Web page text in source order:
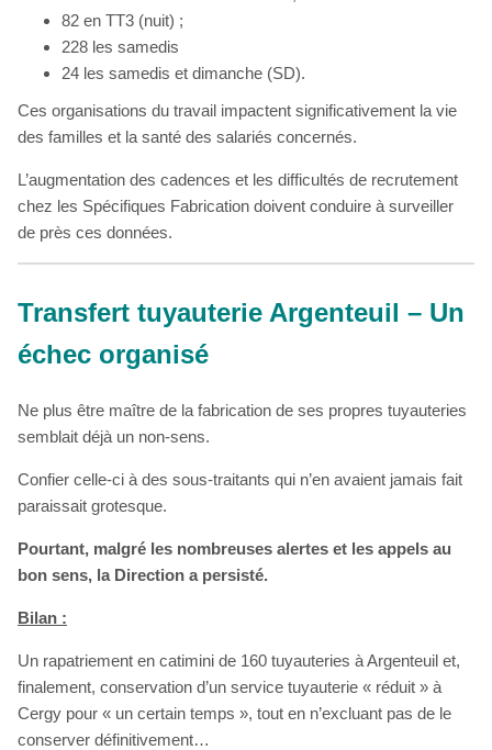
82 en TT3 (nuit) ;
228 les samedis
24 les samedis et dimanche (SD).
Ces organisations du travail impactent significativement la vie
des familles et la santé des salariés concernés.
L’augmentation des cadences et les difficultés de recrutement
chez les Spécifiques Fabrication doivent conduire à surveiller
de près ces données.
Transfert tuyauterie Argenteuil – Un
échec organisé
Ne plus être maître de la fabrication de ses propres tuyauteries
semblait déjà un non-sens.
Confier celle-ci à des sous-traitants qui n’en avaient jamais fait
paraissait grotesque.
Pourtant, malgré les nombreuses alertes et les appels au
bon sens, la Direction a persisté.
Bilan :
Un rapatriement en catimini de 160 tuyauteries à Argenteuil et,
finalement, conservation d’un service tuyauterie « réduit » à
Cergy pour « un certain temps », tout en n’excluant pas de le
conserver définitivement…